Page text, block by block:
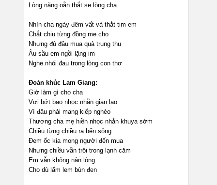
Lòng nặng oằn thắt se lòng cha.
Nhìn cha ngày đêm vất vả thắt tim em
Chắt chiu từng đồng mẹ cho
Nhưng đủ đâu mua quà trung thu
Âu sầu em ngồi lặng im
Nghe nhói đau trong lòng con thơ
Đoản khúc Lam Giang:
Giờ làm gì cho cha
Vơi bớt bao nhọc nhằn gian lao
Vì đâu phải mang kiếp nghèo
Thương cha mẹ hiền nhọc nhằn khuya sớm
Chiều từng chiều ra bến sông
Đem ốc kia mong người đến mua
Nhưng chiều vẫn trôi trong lạnh căm
Em vẫn không nản lòng
Cho dù lấm lem bùn đen